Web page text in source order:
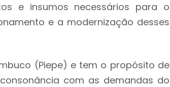
e insumos necessários para o
e a modernização desses
(Piepe) e tem o propósito de
com as demandas do